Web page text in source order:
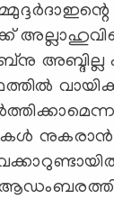
അബ്ദില്ല